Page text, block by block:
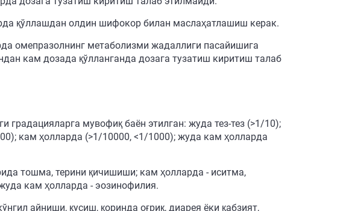
қўллашдан олдин шифокор билан маслаҳатлашиш керак.
омепразолнинг метаболизми жадаллиги пасайишига
кам дозада қўлланганда дозага тузатиш киритиш талаб
мувофиқ баён этилган: жуда тез-тез (>1/10);
кам ҳолларда (>1/10000, <1/1000); жуда кам ҳолларда
тошма, терини қичишиши; кам ҳолларда - иситма,
кам ҳолларда - эозинофилия.
айниши, қусиш, қоринда оғриқ, диарея ёки қабзият,